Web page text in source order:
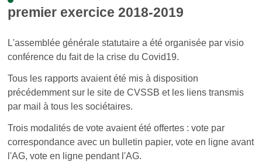
premier exercice 2018-2019
L'assemblée générale statutaire a été organisée par visio
conférence du fait de la crise du Covid19.
Tous les rapports avaient été mis à disposition
précédemment sur le site de CVSSB et les liens transmis
par mail à tous les sociétaires.
Trois modalités de vote avaient été offertes : vote par
correspondance avec un bulletin papier, vote en ligne avant
l'AG, vote en ligne pendant l'AG.